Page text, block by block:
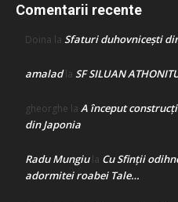
Comentarii recente
Doina la Sfaturi duhovnicești
amaladla SF SILUAN
gheorghe la A început
din Japonia
Radu Mungiula Cu Sfinții
adormitei roabei Tale…